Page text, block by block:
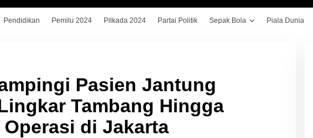
Pendidikan Pemilu 2024 Pilkada 2024 Partai Politik Sepak Bola Piala Dunia
Pasien Jantung
Tambang Hingga
di Jakarta